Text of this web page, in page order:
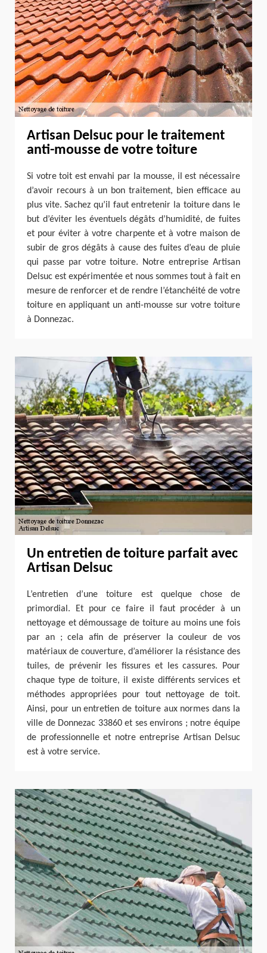
Artisan Delsuc pour le traitement
anti-mousse de votre toiture
Si votre toit est envahi par la mousse, il est nécessaire
d’avoir recours à un bon traitement, bien efficace au
plus vite. Sachez qu’il faut entretenir la toiture dans le
but d’éviter les éventuels dégâts d’humidité, de fuites
et pour éviter à votre charpente et à votre maison de
subir de gros dégâts à cause des fuites d’eau de pluie
qui passe par votre toiture. Notre entreprise Artisan
Delsuc est expérimentée et nous sommes tout à fait en
mesure de renforcer et de rendre l’étanchéité de votre
toiture en appliquant un anti-mousse sur votre toiture
à Donnezac.
Un entretien de toiture parfait avec
Artisan Delsuc
L’entretien d’une toiture est quelque chose de
primordial. Et pour ce faire il faut procéder à un
nettoyage et démoussage de toiture au moins une fois
par an ; cela afin de préserver la couleur de vos
matériaux de couverture, d’améliorer la résistance des
tuiles, de prévenir les fissures et les cassures. Pour
chaque type de toiture, il existe différents services et
méthodes appropriées pour tout nettoyage de toit.
Ainsi, pour un entretien de toiture aux normes dans la
ville de Donnezac 33860 et ses environs ; notre équipe
de professionnelle et notre entreprise Artisan Delsuc
est à votre service.